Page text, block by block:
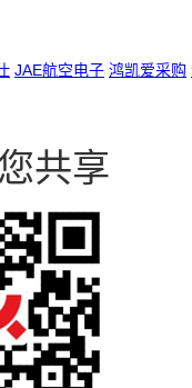
JAE航空电子 鸿凯爱采购
共享